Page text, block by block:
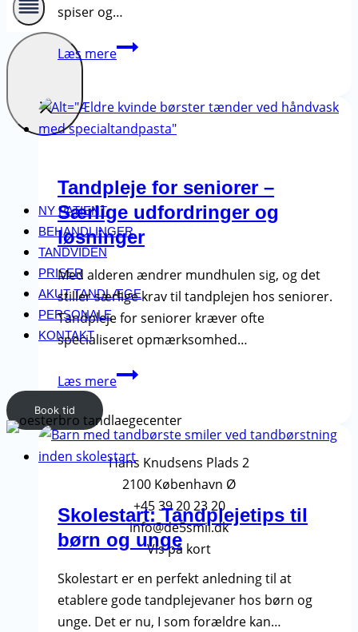
NY PATIENT
BEHANDLINGER
TANDVIDEN
PRISER
AKUT TANDLÆGE
PERSONALE
KONTAKT
Book tid
Hans Knudsens Plads 2
2100 København Ø
+45 39 20 23 20
info@de5smil.dk
Vis på kort
spiser og…
Læs mereKost
–
Gode
fødevarer
for
din
Tandpleje for seniorer –
Særlige udfordringer og
løsninger
Med alderen ændrer mundhulen sig, og det
stiller særlige krav til tandplejen hos seniorer.
Tandpleje for seniorer kræver ofte
specialiseret opmærksomhed…
Læs mereTandpleje
seniorer
–
Særlige
udfordringer
løsninger
Skolestart: Tandplejetips til
børn og unge
Skolestart er en perfekt anledning til at
etablere gode tandplejevaner hos børn og
unge. Det er nu, I som forældre kan…